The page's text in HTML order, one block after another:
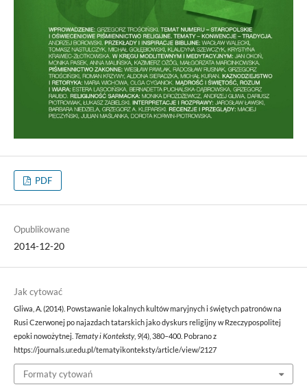
PDF
Opublikowane
2014-12-20
Jak cytować
Gliwa, A. (2014). Powstawanie lokalnych kultów maryjnych i świętych patronów na
Rusi Czerwonej po najazdach tatarskich jako dyskurs religijny w Rzeczypospolitej
epoki nowożytnej. Tematy i Konteksty, 9(4), 380–400. Pobrano z
https://journals.ur.edu.pl/tematyikonteksty/article/view/2127
Formaty cytowań